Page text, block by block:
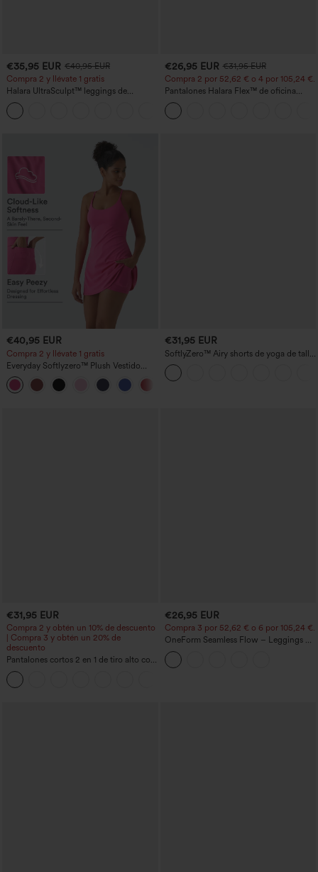
€35,95 EUR €40,95 EUR
Compra 2 y llévate 1 gratis
Halara UltraSculpt™ leggings de
entrenamiento moldeadores de talle alto
con fruncido trasero que realza los
glúteos, control de abdomen y bolsillos
€26,95 EUR €31,95 EUR
Compra 2 por 52,62 € o 4 por 105,24 €.
Pantalones Halara Flex™ de oficina
anchos plisados de tiro alto con bolsillos
en tela tipo gofre
€40,95 EUR
Compra 2 y llévate 1 gratis
Everyday Softlyzero™ Plush Vestido
deportivo sin espalda 2 en 1
acampanado -Wannabe -Easy Peezy
€31,95 EUR
SoftlyZero™ Airy shorts de yoga de talle
alto, fruncidos, InstantCool, 3'' con
bolsillos
€31,95 EUR
Compra 2 y obtén un 10% de descuento
| Compra 3 y obtén un 20% de
descuento
Pantalones cortos 2 en 1 de tiro alto con
bolsillo interior y trasero
€26,95 EUR
Compra 3 por 52,62 € o 6 por 105,24 €.
OneForm Seamless Flow – Leggings de
yoga sin costuras, tiro medio, control de
abdomen y realce de glúteos